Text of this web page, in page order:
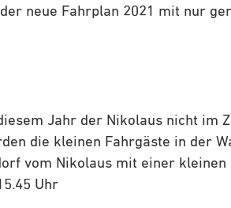
neue Fahrplan 2021 mit nur
Jahr der Nikolaus nicht im
die kleinen Fahrgäste in der
vom Nikolaus mit einer kleinen
Uhr